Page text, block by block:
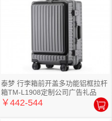
泰梦 行李箱前开盖多功能铝框拉杆
箱TM-L1908定制公司广告礼品
￥442-544